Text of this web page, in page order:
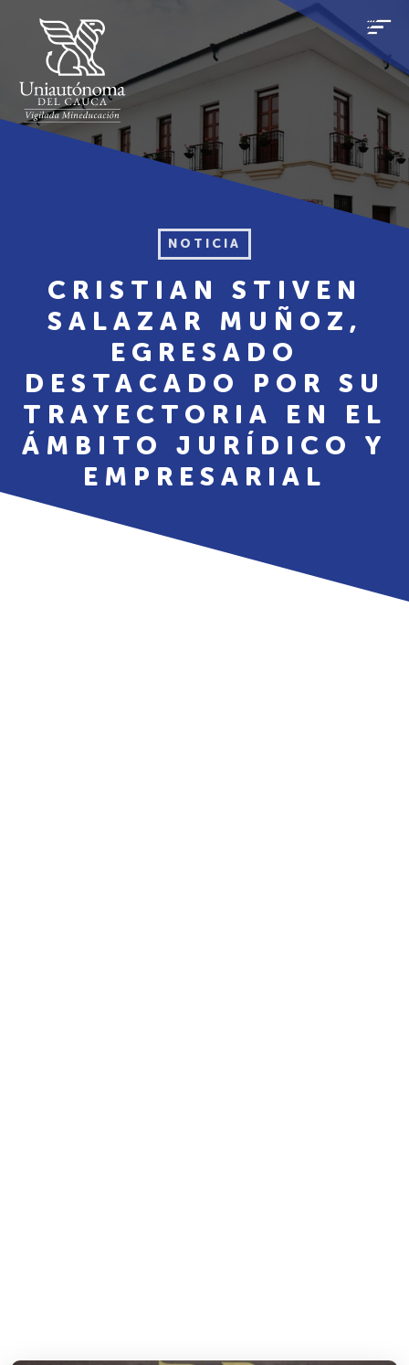
NOTICIA
CRISTIAN STIVEN
SALAZAR MUÑOZ,
EGRESADO
DESTACADO POR SU
TRAYECTORIA EN EL
ÁMBITO JURÍDICO Y
EMPRESARIAL